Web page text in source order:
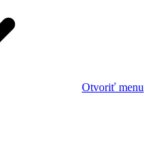
Otvoriť menu